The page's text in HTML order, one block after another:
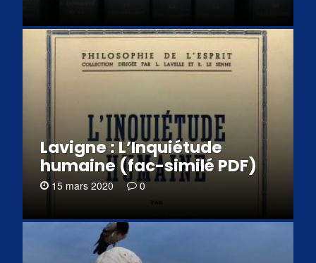
Lavigne : L’Inquiétude
humaine (fac-similé PDF)
15 mars 2020 0